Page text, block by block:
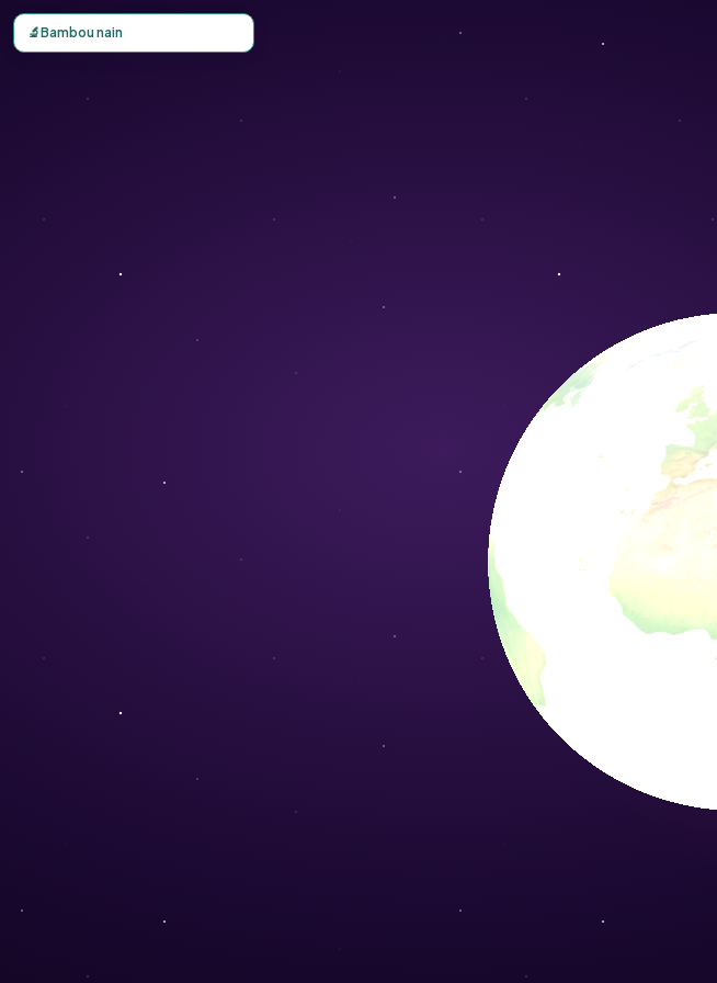
Carte d'observation du Bambou nain (Pogonatherum paniceum) - Conservation Nature
🔬Bambou nain